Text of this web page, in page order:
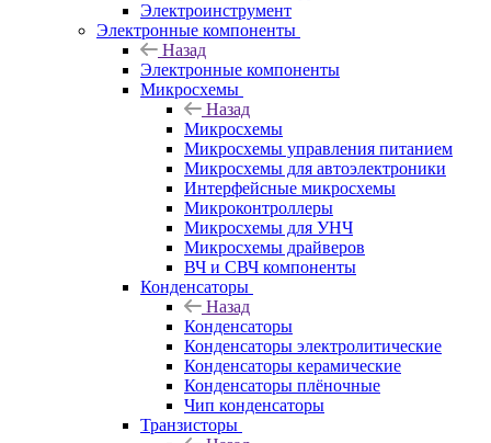
Электроинструмент
Электронные компоненты
Назад
Электронные компоненты
Микросхемы
Назад
Микросхемы
Микросхемы управления питанием
Микросхемы для автоэлектроники
Интерфейсные микросхемы
Микроконтроллеры
Микросхемы для УНЧ
Микросхемы драйверов
ВЧ и СВЧ компоненты
Конденсаторы
Назад
Конденсаторы
Конденсаторы электролитические
Конденсаторы керамические
Конденсаторы плёночные
Чип конденсаторы
Транзисторы